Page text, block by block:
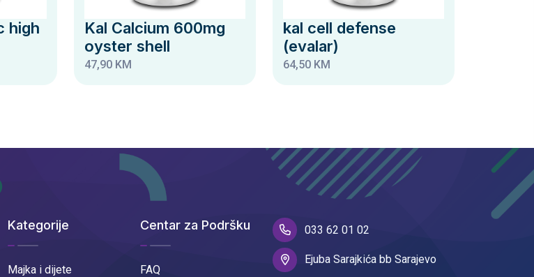
high
Kal Calcium 600mg
oyster shell
47,90 KM
kal cell defense
(evalar)
64,50 KM
Kategorije
Majka i dijete
Centar za Podršku
FAQ
033 62 01 02
Ejuba Sarajkića bb Sarajevo